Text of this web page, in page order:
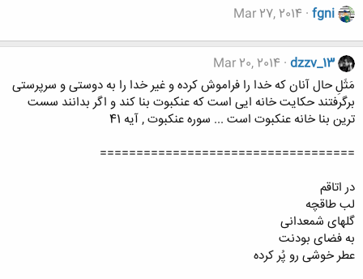
fgni
Mar 27, 2014
dzzv_13
Mar 20, 2014
مَثَلِ حال آنان که خدا را فراموش کرده و غیر خدا را به دوستی و سرپرستی
برگرفتند حکایت خانه ایی است که عنکبوت بنا کند و اگر بدانند سست
ترین بنا خانه عنکبوت است ... سوره عنکبوت , آیه 41
===================================
در اتاقم
لب طاقچه
گلهای شمعدانی
به فضای بودنت
عطر خوشی رو پُر کرده